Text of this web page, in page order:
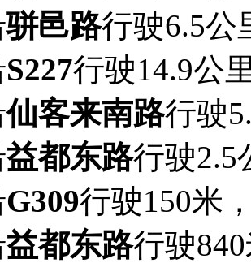
骈邑路行驶6.5公
S227行驶14.9公
仙客来南路行驶
益都东路行驶2.5
G309行驶150米
益都东路行驶